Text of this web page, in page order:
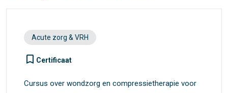
Acute zorg & VRH
turned_in_not Certificaat
Cursus over wondzorg en compressietherapie voor